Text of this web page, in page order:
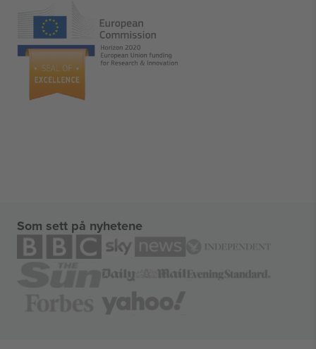
Som sett på nyhetene